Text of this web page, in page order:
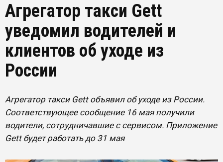
Агрегатор такси Gett
уведомил водителей и
клиентов об уходе из
России
Агрегатор такси Gett объявил об уходе из России.
Соответствующее сообщение 16 мая получили
водители, сотрудничавшие с сервисом. Приложение
Gett будет работать до 31 мая